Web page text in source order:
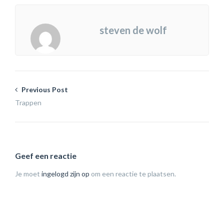
steven de wolf
Previous Post
Trappen
Geef een reactie
Je moet ingelogd zijn op om een reactie te plaatsen.